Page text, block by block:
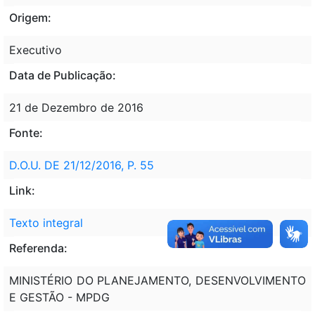
Origem:
Executivo
Data de Publicação:
21 de Dezembro de 2016
Fonte:
D.O.U. DE 21/12/2016, P. 55
Link:
Texto integral
Referenda:
MINISTÉRIO DO PLANEJAMENTO, DESENVOLVIMENTO
E GESTÃO - MPDG